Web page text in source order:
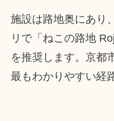
施設は路地奥にあり
リで「ねこの路地
を推奨します。京都
最もわかりやすい経